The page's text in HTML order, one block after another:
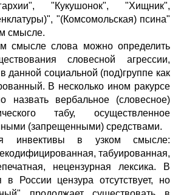
"Кукушонок", "Хищник",
"(Комсомольская) псина"
смысле.
смысле слова можно определить
словесной агрессии,
данной социальной (под)группе как
В несколько ином ракурсе
назвать вербальное (словесное)
табу, осуществленное
(запрещенными) средствами.
инвективы в узком смысле:
табуированная,
нецензурная лексика. В
России цензура отсутствует, но